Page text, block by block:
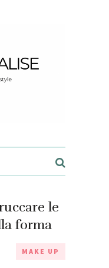
le
forma
MAKE UP